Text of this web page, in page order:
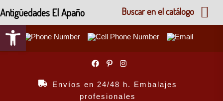
Envíos en 24/48 h. Embalajes
profesionales
Antigüedades El Apaño Buscar en el catálogo
Abrir barra de herramientas